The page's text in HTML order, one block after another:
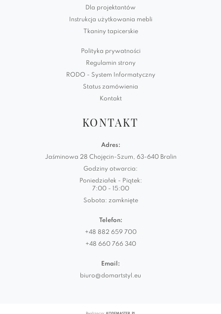
Dla projektantów
Instrukcja użytkowania mebli
Tkaniny tapicerskie
Polityka prywatności
Regulamin strony
RODO - System Informatyczny
Status zamówienia
Kontakt
KONTAKT
Adres:
Jaśminowa 28 Chojęcin-Szum, 63-640 Bralin
Godziny otwarcia:
Poniedziałek - Piątek:
7:00 - 15:00
Sobota: zamknięte
Telefon:
+48 882 659 700
+48 660 766 340
Email:
biuro@domartstyl.eu